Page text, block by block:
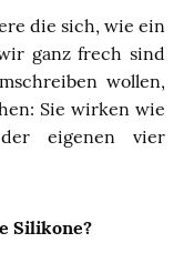
die sich, wie ein
ganz frech sind
wollen,
Sie wirken wie
eigenen vier
Silikone?